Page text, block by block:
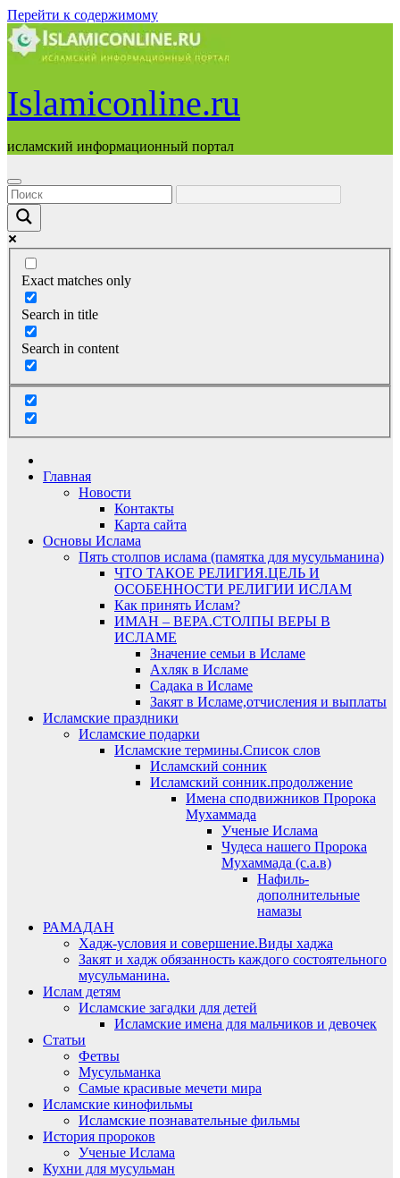
Перейти к содержимому
Islamiconline.ru
исламский информационный портал
Exact matches only
Search in title
Search in content
Главная
Новости
Контакты
Карта сайта
Основы Ислама
Пять столпов ислама (памятка для мусульманина)
ЧТО ТАКОЕ РЕЛИГИЯ.ЦЕЛЬ И
ОСОБЕННОСТИ РЕЛИГИИ ИСЛАМ
Как принять Ислам?
ИМАН – ВЕРА.СТОЛПЫ ВЕРЫ В
ИСЛАМЕ
Значение семьи в Исламе
Ахляк в Исламе
Садака в Исламе
Закят в Исламе,отчисления и выплаты
Исламские праздники
Исламские подарки
Исламские термины.Список слов
Исламский сонник
Исламский сонник.продолжение
Имена сподвижников Пророка
Мухаммада
Ученые Ислама
Чудеса нашего Пророка
Мухаммада (с.а.в)
Нафиль-
дополнительные
намазы
РАМАДАН
Хадж-условия и совершение.Виды хаджа
Закят и хадж обязанность каждого состоятельного
мусульманина.
Ислам детям
Исламские загадки для детей
Исламские имена для мальчиков и девочек
Статьи
Фетвы
Мусульманка
Самые красивые мечети мира
Исламские кинофильмы
Исламские познавательные фильмы
История пророков
Ученые Ислама
Кухни для мусульман